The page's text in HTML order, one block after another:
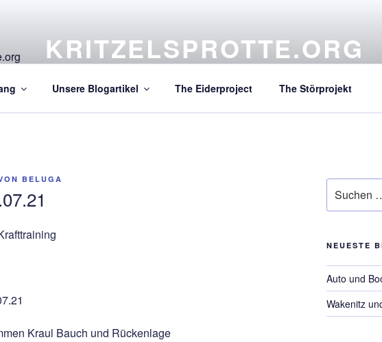
KRITZELSPROTTE.ORG
Unsere Blogartikel The Eiderproject The Störprojekt
BELUGA
Kraul Bauch und Rückenlage
nach:
NEUESTE
Auto und
Wakenitz